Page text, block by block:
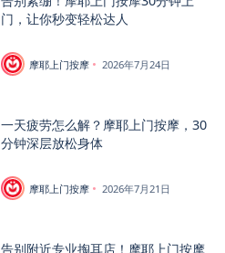
门，让你秒变轻松达人
摩耶上门按摩 2026年7月24日
一天疲劳怎么解？摩耶上门按摩，30
分钟深层放松身体
摩耶上门按摩 2026年7月21日
告别附近专业掏耳店！摩耶上门按摩